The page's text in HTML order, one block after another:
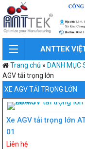
ANTTEK
Trang chủ » DANH MỤC
AGV tải trọng lớn
XE AGV TẢI TRỌNG LỚN
Xe AGV tải trọng lớn
01
Liên hệ